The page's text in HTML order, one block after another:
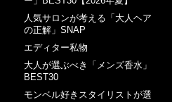
人気サロンが考える「大人ヘア
の正解」SNAP
エディター私物
大人が選ぶべき「メンズ香水」
BEST30
モンベル好きスタイリストが選